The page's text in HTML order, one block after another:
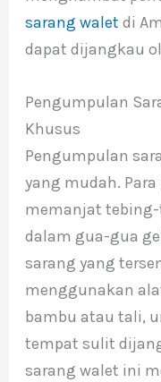
sarang walet di
dapat dijangkau
Pengumpulan
Khusus
Pengumpulan
yang mudah.
memanjat
dalam gua-gua
sarang yang
menggunakan
bambu atau tali,
tempat sulit
sarang walet ini